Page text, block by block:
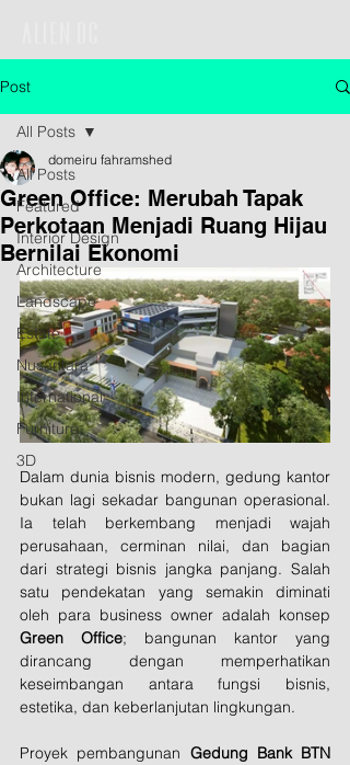
Post
All Posts
Featured
Interior Design
Architecture
Landscape
Estate
Nusantara
International
Furniture
3D
All Posts
Green Office: Merubah Tapak
Perkotaan Menjadi Ruang Hijau
Bernilai Ekonomi
domeiru fahramshed
Dalam dunia bisnis modern, gedung kantor
bukan lagi sekadar bangunan operasional.
Ia telah berkembang menjadi wajah
perusahaan, cerminan nilai, dan bagian
dari strategi bisnis jangka panjang. Salah
satu pendekatan yang semakin diminati
Green Office; bangunan kantor yang
dirancang dengan memperhatikan
keseimbangan antara fungsi bisnis,
estetika, dan keberlanjutan lingkungan.
Proyek pembangunan Gedung Bank BTN